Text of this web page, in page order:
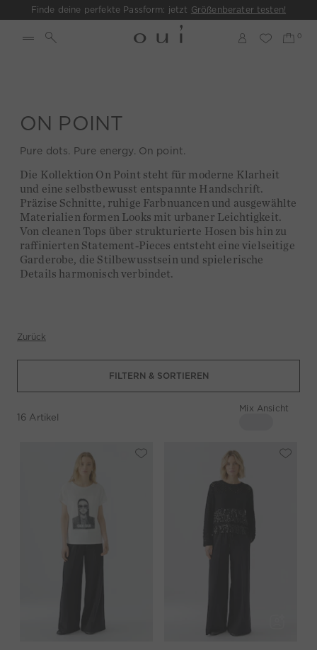
Finde deine perfekte Passform: jetzt Größenberater testen!
ON POINT
Pure dots. Pure energy. On point.
Die Kollektion On Point steht für moderne Klarheit
und eine selbstbewusst entspannte Handschrift.
Präzise Schnitte, ruhige Farbnuancen und ausgewählte
Materialien formen Looks mit urbaner Leichtigkeit.
Von cleanen Tops über strukturierte Hosen bis hin zu
raffinierten Statement‑Pieces entsteht eine vielseitige
Garderobe, die Stilbewusstsein und spielerische
Details harmonisch verbindet.
Zurück
FILTERN & SORTIEREN
16 Artikel
Mix Ansicht